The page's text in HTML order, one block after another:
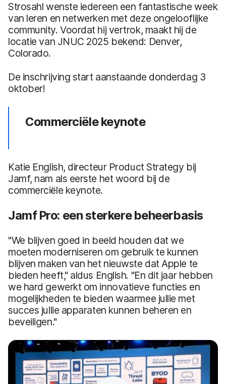
Strosahl wenste iedereen een fantastische week
van leren en netwerken met deze ongelooflijke
community. Voordat hij vertrok, maakt hij de
locatie van JNUC 2025 bekend: Denver,
Colorado.
De inschrijving start aanstaande donderdag 3
oktober!
Commerciële keynote
Katie English, directeur Product Strategy bij
Jamf, nam als eerste het woord bij de
commerciële keynote.
Jamf Pro: een sterkere beheerbasis
"We blijven goed in beeld houden dat we
moeten moderniseren om gebruik te kunnen
blijven maken van het nieuwste dat Apple te
bieden heeft," aldus English. "En dit jaar hebben
we hard gewerkt om innovatieve functies en
mogelijkheden te bieden waarmee jullie met
succes jullie apparaten kunnen beheren en
beveiligen."